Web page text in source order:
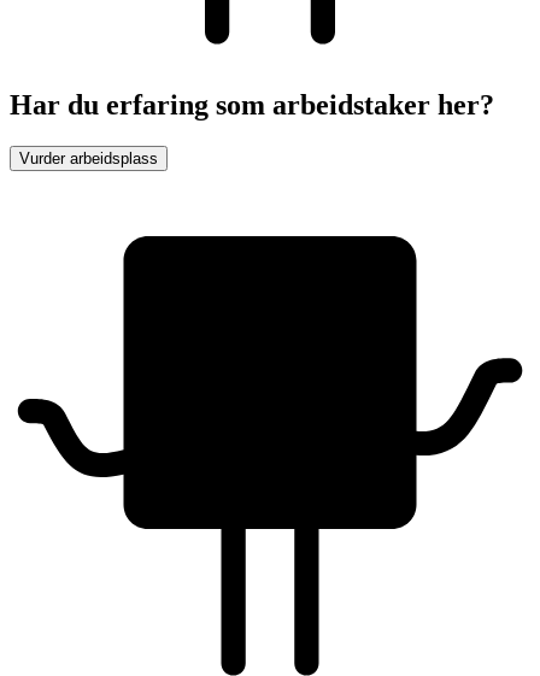
Har du erfaring som arbeidstaker her?
Vurder arbeidsplass